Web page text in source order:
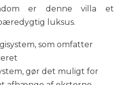
er denne villa et
luksus.
som omfatter
gør det muligt for